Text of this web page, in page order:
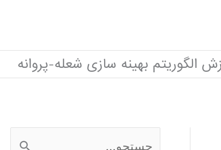
الگوریتم بهینه سازی شعله-پروانه